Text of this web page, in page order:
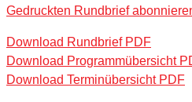
Gedruckten Rundbrief
Download Rundbrief PDF
Download Programmübersicht
Download Terminübersicht PDF